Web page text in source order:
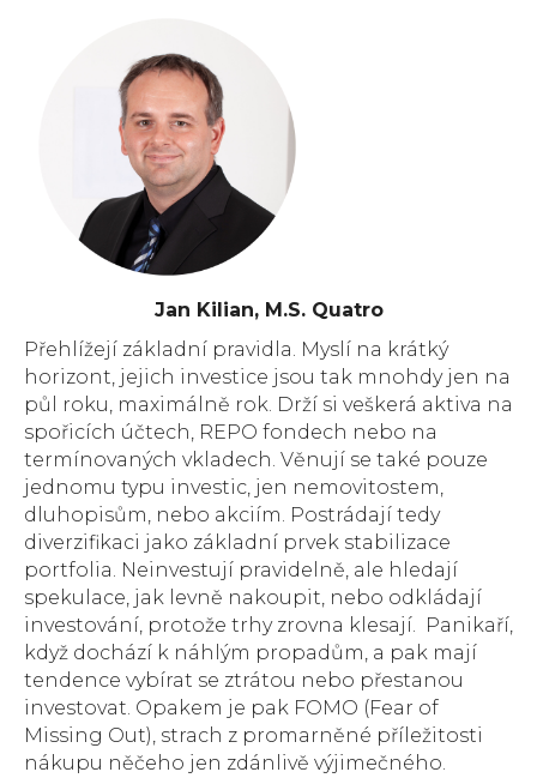
Jan Kilian, M.S. Quatro
Přehlížejí základní pravidla. Myslí na krátký
horizont, jejich investice jsou tak mnohdy jen na
půl roku, maximálně rok. Drží si veškerá aktiva na
spořicích účtech, REPO fondech nebo na
termínovaných vkladech. Věnují se také pouze
jednomu typu investic, jen nemovitostem,
dluhopisům, nebo akciím. Postrádají tedy
diverzifikaci jako základní prvek stabilizace
portfolia. Neinvestují pravidelně, ale hledají
spekulace, jak levně nakoupit, nebo odkládají
investování, protože trhy zrovna klesají. Panikaří,
když dochází k náhlým propadům, a pak mají
tendence vybírat se ztrátou nebo přestanou
investovat. Opakem je pak FOMO (Fear of
Missing Out), strach z promarněné příležitosti
nákupu něčeho jen zdánlivě výjimečného.